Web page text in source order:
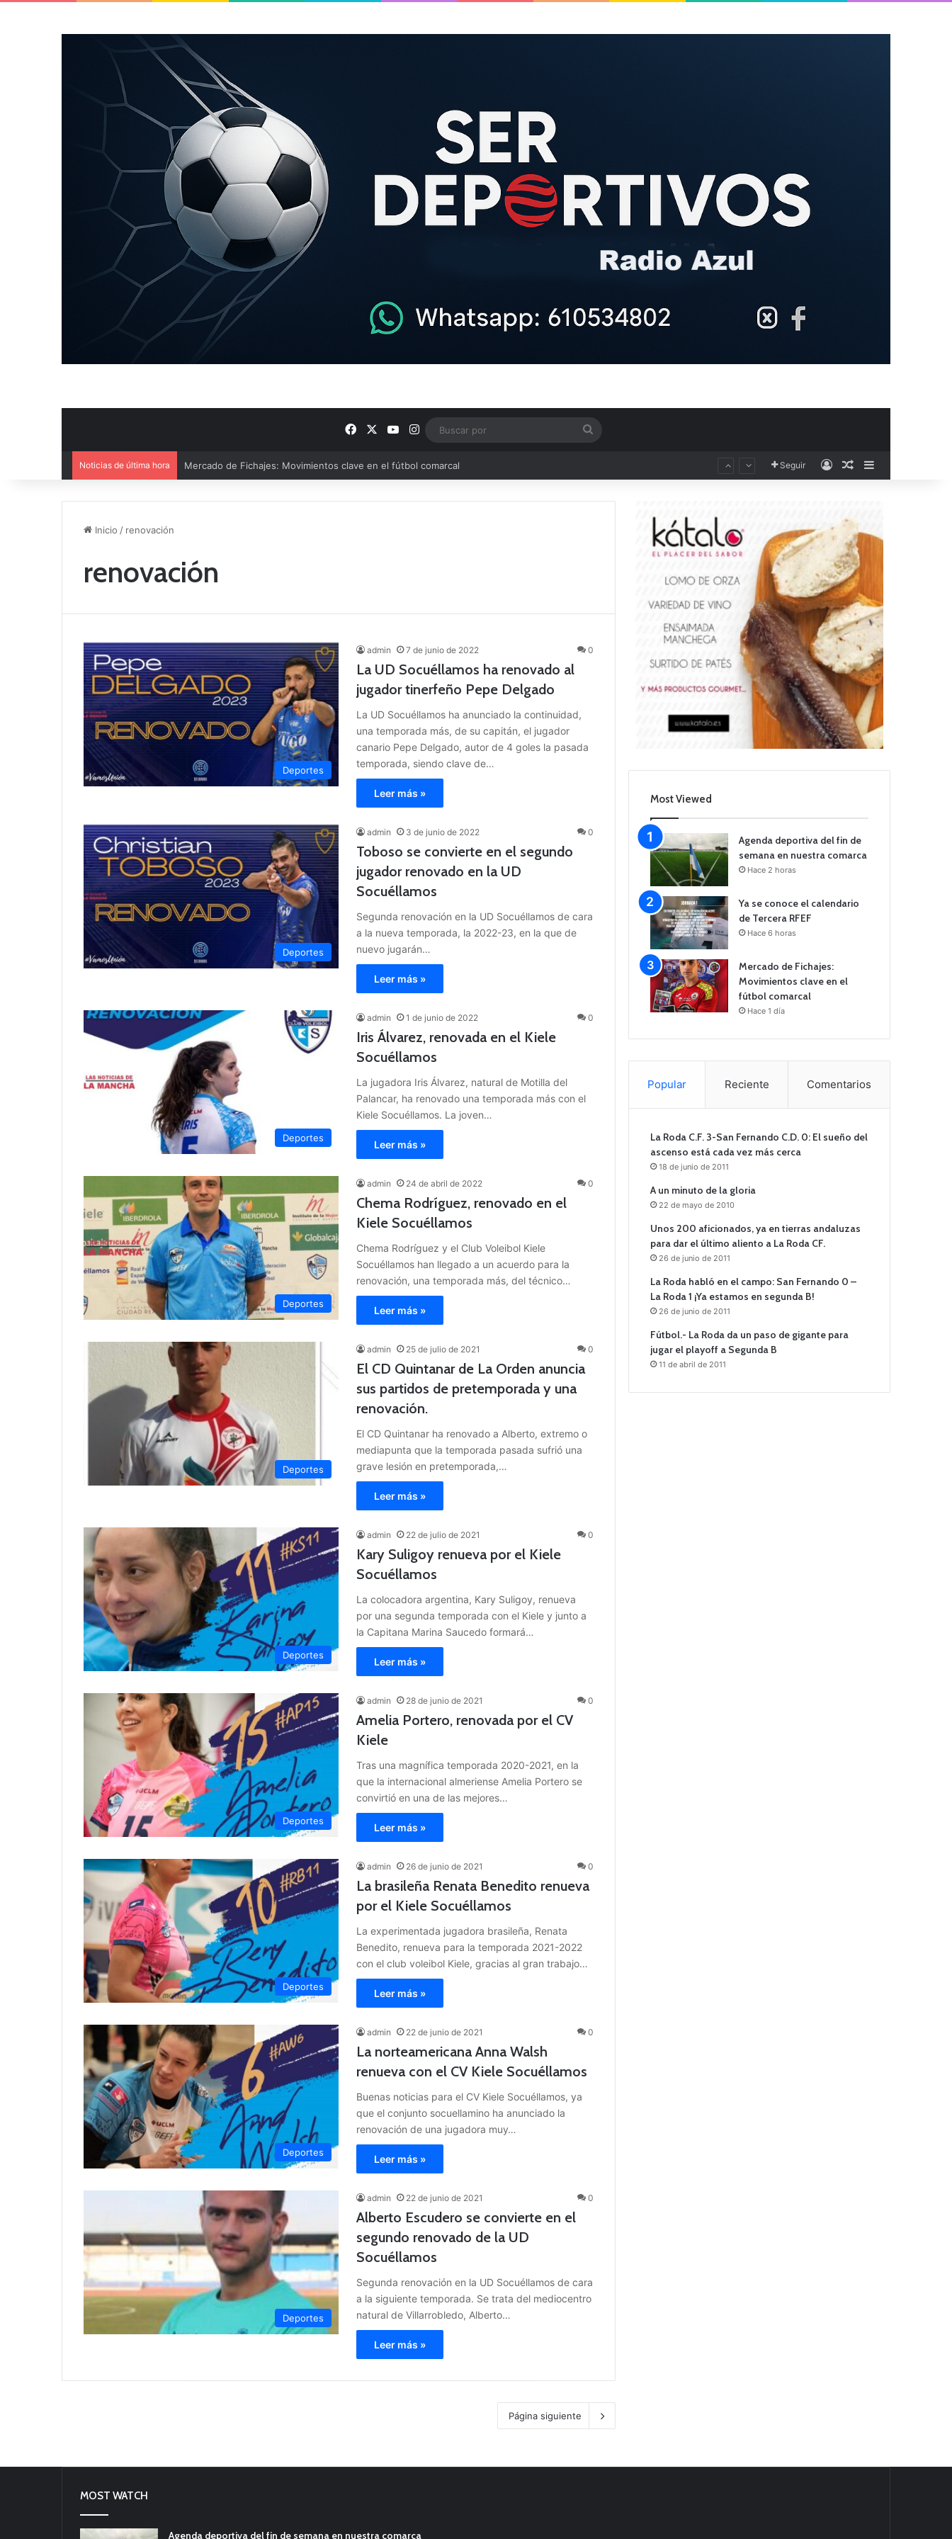
FacebookYouTube
Instagram
Noticias de última hora Seguir AccesoPublicación al
Inicio / renovación
renovación
Deportes
admin 7 de junio de 2022 0
La UD Socuéllamos ha renovado al
jugador tinerfeño Pepe Delgado
La UD Socuéllamos ha anunciado la continuidad,
una temporada más, de su capitán, el jugador
canario Pepe Delgado, autor de 4 goles la pasada
temporada, siendo clave de…
Leer más »
Deportes
admin 3 de junio de 2022 0
Toboso se convierte en el segundo
jugador renovado en la UD
Socuéllamos
Segunda renovación en la UD Socuéllamos de cara
a la nueva temporada, la 2022-23, en la que de
nuevo jugarán…
Leer más »
Deportes
admin 1 de junio de 2022 0
Iris Álvarez, renovada en el Kiele
Socuéllamos
La jugadora Iris Álvarez, natural de Motilla del
Palancar, ha renovado una temporada más con el
Kiele Socuéllamos. La joven…
Leer más »
Deportes
admin 24 de abril de 2022 0
Chema Rodríguez, renovado en el
Kiele Socuéllamos
Chema Rodríguez y el Club Voleibol Kiele
Socuéllamos han llegado a un acuerdo para la
renovación, una temporada más, del técnico…
Leer más »
Deportes
admin 25 de julio de 2021 0
El CD Quintanar de La Orden anuncia
sus partidos de pretemporada y una
renovación.
El CD Quintanar ha renovado a Alberto, extremo o
mediapunta que la temporada pasada sufrió una
grave lesión en pretemporada,…
Leer más »
Deportes
admin 22 de julio de 2021 0
Kary Suligoy renueva por el Kiele
Socuéllamos
La colocadora argentina, Kary Suligoy, renueva
por una segunda temporada con el Kiele y junto a
la Capitana Marina Saucedo formará…
Leer más »
Deportes
admin 28 de junio de 2021 0
Amelia Portero, renovada por el CV
Kiele
Tras una magnífica temporada 2020-2021, en la
que la internacional almeriense Amelia Portero se
convirtió en una de las mejores…
Leer más »
Deportes
admin 26 de junio de 2021 0
La brasileña Renata Benedito renueva
por el Kiele Socuéllamos
La experimentada jugadora brasileña, Renata
Benedito, renueva para la temporada 2021-2022
con el club voleibol Kiele, gracias al gran trabajo…
Leer más »
Deportes
admin 22 de junio de 2021 0
La norteamericana Anna Walsh
renueva con el CV Kiele Socuéllamos
Buenas noticias para el CV Kiele Socuéllamos, ya
que el conjunto socuellamino ha anunciado la
renovación de una jugadora muy…
Leer más »
Deportes
admin 22 de junio de 2021 0
Alberto Escudero se convierte en el
segundo renovado de la UD
Socuéllamos
Segunda renovación en la UD Socuéllamos de cara
a la siguiente temporada. Se trata del mediocentro
natural de Villarrobledo, Alberto…
Leer más »
Página siguiente
Most Viewed
Agenda deportiva del fin de
semana en nuestra comarca
Hace 2 horas
Ya se conoce el calendario
de Tercera RFEF
Hace 6 horas
Mercado de Fichajes:
Movimientos clave en el
fútbol comarcal
Hace 1 día
Popular Reciente Comentarios
La Roda C.F. 3-San Fernando C.D. 0: El sueño del
ascenso está cada vez más cerca
18 de junio de 2011
A un minuto de la gloria
22 de mayo de 2010
Unos 200 aficionados, ya en tierras andaluzas
para dar el último aliento a La Roda CF.
26 de junio de 2011
La Roda habló en el campo: San Fernando 0 –
La Roda 1 ¡Ya estamos en segunda B!
26 de junio de 2011
Fútbol.- La Roda da un paso de gigante para
jugar el playoff a Segunda B
11 de abril de 2011
MOST WATCH
Agenda deportiva del fin de semana en nuestra comarca